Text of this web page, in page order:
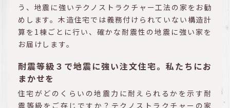
う、地震に強いテクノストラクチャー工法の家をお勧
めします。木造住宅では義務付けられていない構造計
算を1棟ごとに行い、確かな耐震性の地震に強い家を
お届けします。
耐震等級３で地震に強い注文住宅。私たちにお
まかせを
住宅がどのくらいの地震力に耐えられるかを示す耐
震等級をご存じですか？テクノストラクチャーの家